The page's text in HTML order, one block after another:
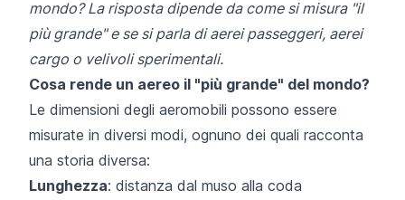
mondo? La risposta dipende da come si misura "il
più grande" e se si parla di aerei passeggeri, aerei
cargo o velivoli sperimentali.
Cosa rende un aereo il "più grande" del mondo?
Le dimensioni degli aeromobili possono essere
misurate in diversi modi, ognuno dei quali racconta
una storia diversa:
Lunghezza: distanza dal muso alla coda